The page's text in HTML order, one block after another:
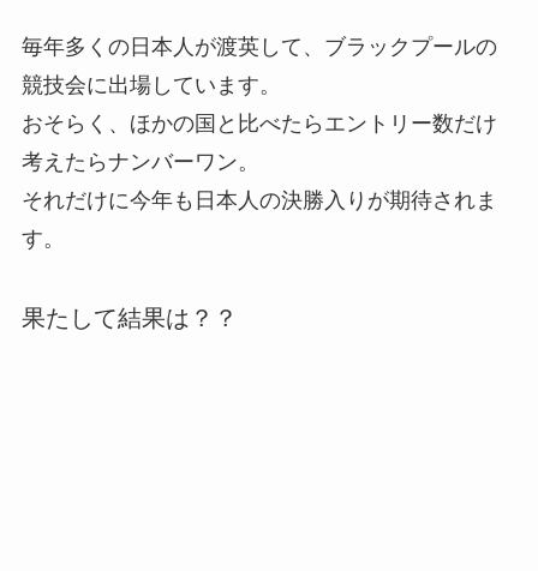
毎年多くの日本人が渡英して、ブラックプールの
競技会に出場しています。
おそらく、ほかの国と比べたらエントリー数だけ
考えたらナンバーワン。
それだけに今年も日本人の決勝入りが期待されま
す。
果たして結果は？？